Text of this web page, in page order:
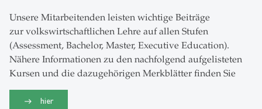
Unsere Mitarbeitenden leisten wichtige Beiträge
zur volkswirtschaftlichen Lehre auf allen Stufen
(Assessment, Bachelor, Master, Executive Education).
Nähere Informationen zu den nachfolgend aufgelisteten
Kursen und die dazugehörigen Merkblätter finden Sie
hier